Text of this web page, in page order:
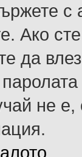
с
Ако
да
не е,